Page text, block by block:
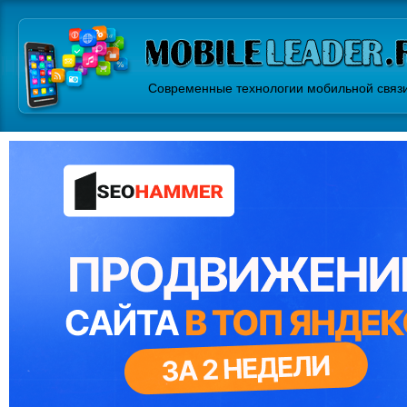
Современные технологии мобильной